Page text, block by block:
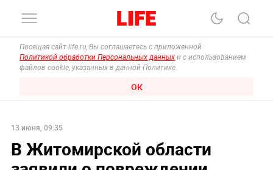
Посещая сайт life.ru, Вы соглашаетесь с приложенной
Политикой обработки Персональных данных и с использованием
файлов cookie, указанных в данной Политике.
ОК
13 июня, 09:35
В Житомирской области